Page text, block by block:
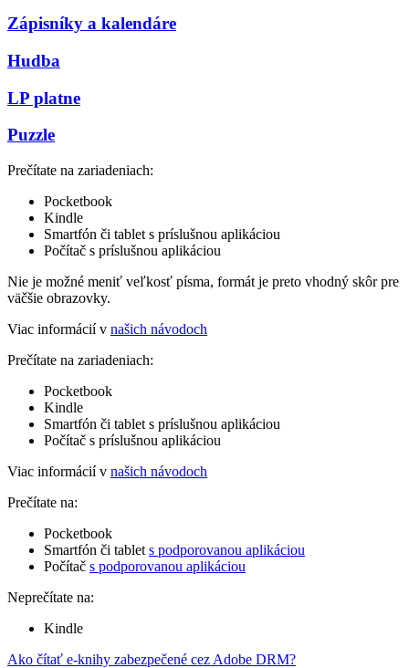
Zápisníky a kalendáre
Hudba
LP platne
Puzzle
Prečítate na zariadeniach:
Pocketbook
Kindle
Smartfón či tablet s príslušnou aplikáciou
Počítač s príslušnou aplikáciou
Nie je možné meniť veľkosť písma, formát je preto vhodný skôr pre
väčšie obrazovky.
Viac informácií v našich návodoch
Prečítate na zariadeniach:
Pocketbook
Kindle
Smartfón či tablet s príslušnou aplikáciou
Počítač s príslušnou aplikáciou
Viac informácií v našich návodoch
Prečítate na:
Pocketbook
Smartfón či tablet s podporovanou aplikáciou
Počítač s podporovanou aplikáciou
Neprečítate na:
Kindle
Ako čítať e-knihy zabezpečené cez Adobe DRM?